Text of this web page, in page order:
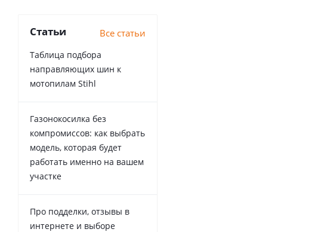
Статьи Все статьи
Таблица подбора
направляющих шин к
мотопилам Stihl
Газонокосилка без
компромиссов: как выбрать
модель, которая будет
работать именно на вашем
участке
Про подделки, отзывы в
интернете и выборе